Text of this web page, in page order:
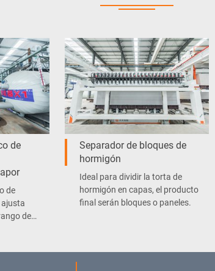
de
de
de
de
Separador de bloques de
hormigón
Ideal para dividir la torta de
hormigón en capas, el producto
final serán bloques o paneles.